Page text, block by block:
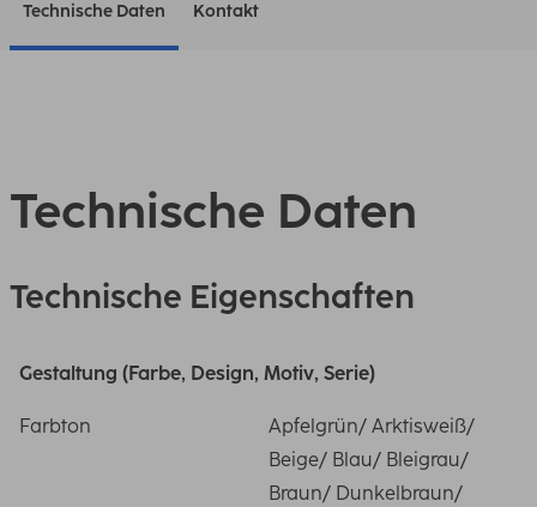
Technische Daten Kontakt
Technische Daten
Technische Eigenschaften
Gestaltung (Farbe, Design, Motiv, Serie)
Farbton
Apfelgrün/ Arktisweiß/
Beige/ Blau/ Bleigrau/
Braun/ Dunkelbraun/